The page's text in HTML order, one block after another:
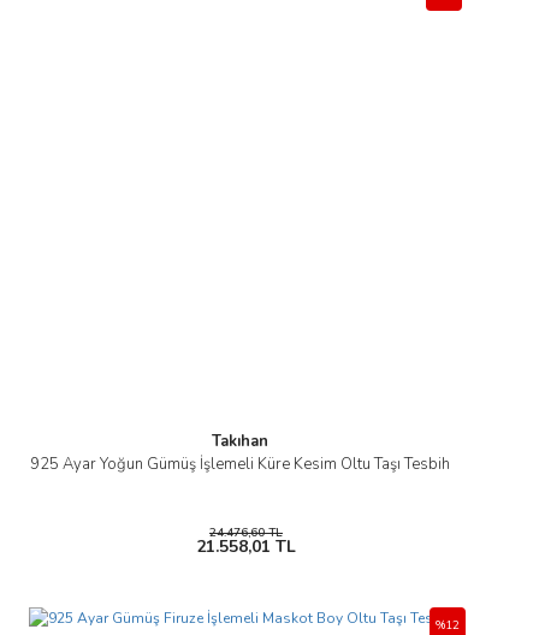
Takıhan
925 Ayar Yoğun Gümüş İşlemeli Küre Kesim Oltu Taşı Tesbih
24.476,60 TL
21.558,01 TL
%12